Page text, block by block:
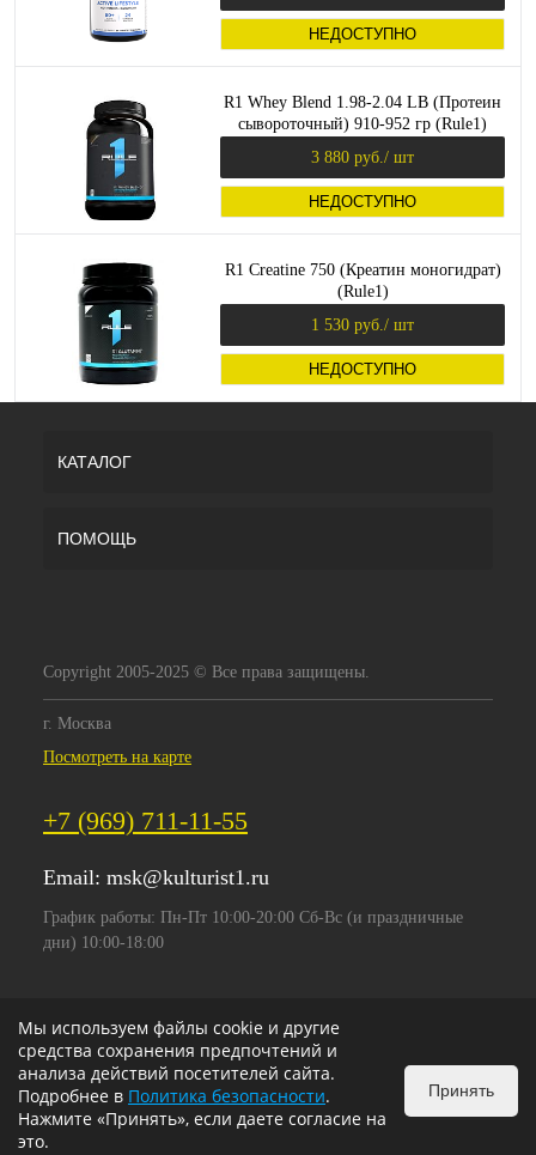
НЕДОСТУПНО
R1 Whey Blend 1.98-2.04 LB (Протеин
сывороточный) 910-952 гр (Rule1)
3 880 руб. / шт
НЕДОСТУПНО
R1 Creatine 750 (Креатин моногидрат)
(Rule1)
1 530 руб. / шт
НЕДОСТУПНО
КАТАЛОГ
ПОМОЩЬ
Copyright 2005-2025 © Все права защищены.
г. Москва
Посмотреть на карте
+7 (969) 711-11-55
Email: msk@kulturist1.ru
График работы: Пн-Пт 10:00-20:00 Сб-Вс (и праздничные
дни) 10:00-18:00
Мы используем файлы cookie и другие
средства сохранения предпочтений и
анализа действий посетителей сайта.
Подробнее в Политика безопасности.
Нажмите «Принять», если даете согласие на
это.
Принять